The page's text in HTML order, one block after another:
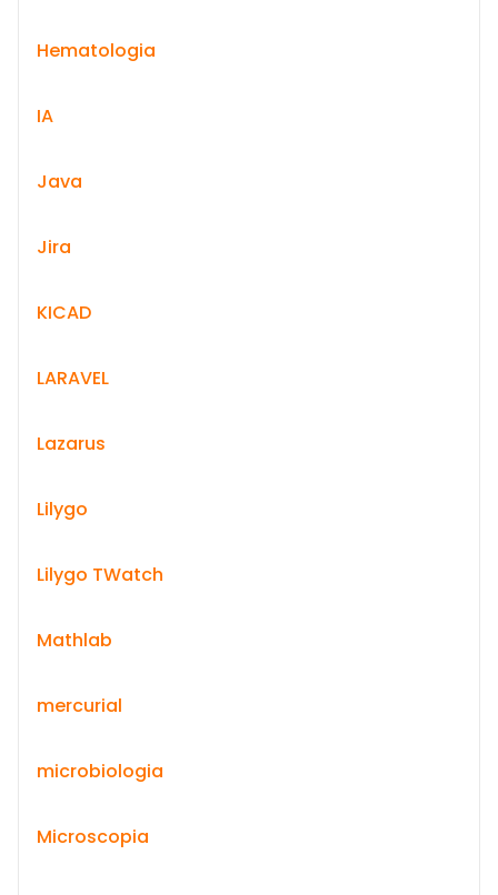
Hematologia
IA
Java
Jira
KICAD
LARAVEL
Lazarus
Lilygo
Lilygo TWatch
Mathlab
mercurial
microbiologia
Microscopia